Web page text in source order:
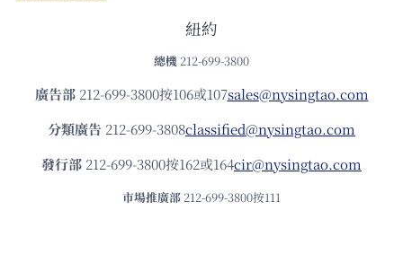
紐約
總機 212-699-3800
廣告部212-699-3800按106或107sales@nysingtao.com
分類廣告 212-699-3808classified@nysingtao.com
發⾏部 212-699-3800按162或164cir@nysingtao.com
市場推廣部 212-699-3800按111